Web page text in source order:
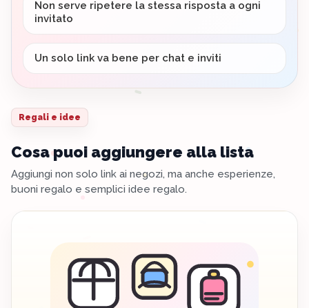
Non serve ripetere la stessa risposta a ogni
invitato
Un solo link va bene per chat e inviti
Regali e idee
Cosa puoi aggiungere alla lista
Aggiungi non solo link ai negozi, ma anche esperienze,
buoni regalo e semplici idee regalo.